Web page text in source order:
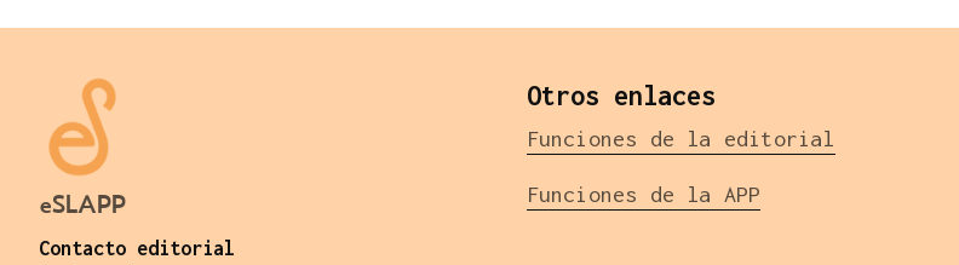
eSLAPP
Contacto editorial
Otros enlaces
Funciones de la editorial
Funciones de la APP